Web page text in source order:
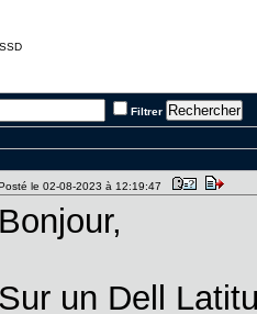
Filtrer
le 02-08-2023 à 12:19:47
Bonjour,
Sur un Dell